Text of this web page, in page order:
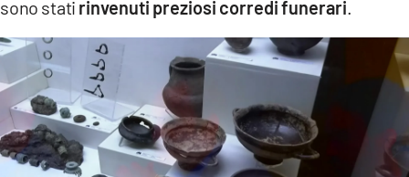
CATANZAROCHANNEL.IT
LACAPITALENEWS.IT
App
ANDROID
sono stati rinvenuti preziosi corredi funerari